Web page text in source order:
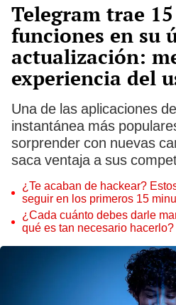
Telegram trae
funciones en su
actualización:
experiencia del
Una de las aplicaciones
instantánea más
sorprender con nuevas
saca ventaja a sus
¿Te acaban de hackear?
seguir en los primeros 15
¿Cada cuánto debes darle
qué es tan necesario hacerlo?